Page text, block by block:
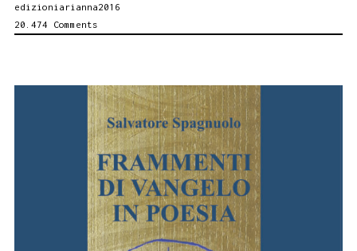
edizioniarianna2016
20.474 Comments